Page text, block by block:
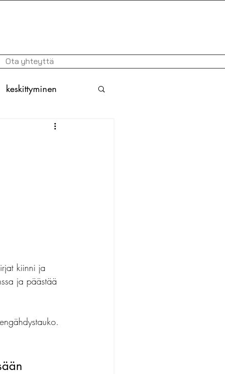
Ota yhteyttä
keskittyminen
ruotsi
kiinni ja
ja päästää